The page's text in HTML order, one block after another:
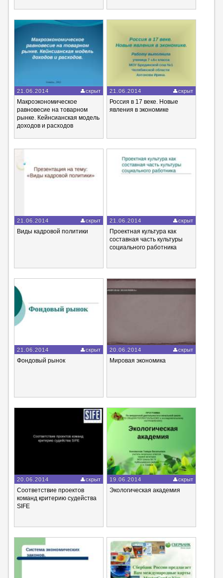
21.06.2014 скрыт
Макроэкономическое
равновесие на товарном
рынке. Кейнсианская модель
доходов и расходов
21.06.2014 скрыт
Россия в 17 веке. Новые
явления в экономике
21.06.2014 скрыт
Виды кадровой политики
21.06.2014 скрыт
Проектная культура как
составная часть культуры
социального работника
21.06.2014 скрыт
Фондовый рынок
20.06.2014 скрыт
Мировая экономика
20.06.2014 скрыт
Соответствие проектов
команд критерию судейства
SIFE
19.06.2014 скрыт
Экологическая академия